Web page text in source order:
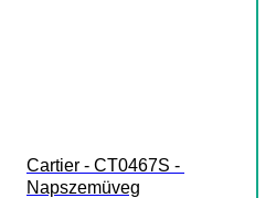
Cartier - CT0467S -
Napszemüveg